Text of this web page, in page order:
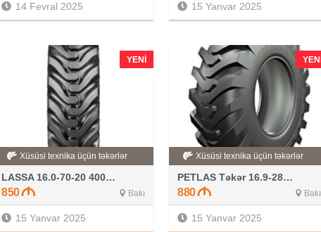
14 Fevral 2025 15 Yanvar 2025
YENI
Xüsüsi texnika üçün təkərlər
LASSA 16.0-70-20 400-70-20
850 Bakı
15 Yanvar 2025
YENI
Xüsüsi texnika üçün təkərlər
PETLAS Təkər 16.9-28 14PR
880 Bakı
15 Yanvar 2025